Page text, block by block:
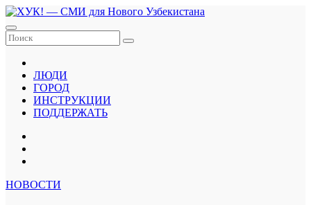
Перейти
к
содержанию
ЛЮДИ
ГОРОД
ИНСТРУКЦИИ
ПОДДЕРЖАТЬ
НОВОСТИ